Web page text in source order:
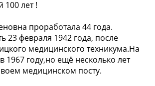
100 лет !
проработала 44 года.
23 февраля 1942 года, после
медицинского техникума.На
году,но ещё несколько лет
медицинском посту.